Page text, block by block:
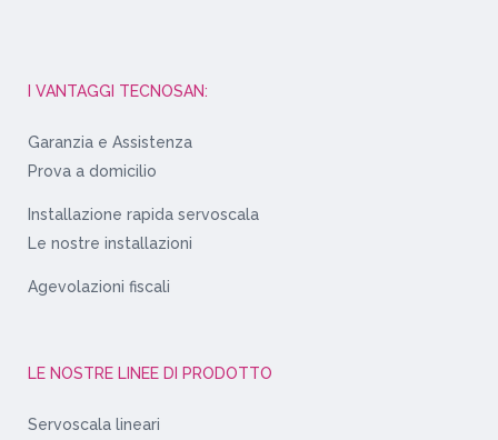
I VANTAGGI TECNOSAN:
Garanzia e Assistenza
Prova a domicilio
Installazione rapida servoscala
Le nostre installazioni
Agevolazioni fiscali
LE NOSTRE LINEE DI PRODOTTO
Servoscala lineari